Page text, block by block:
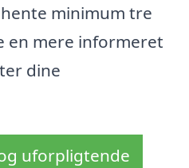
minimum tre
mere informeret
dine
uforpligtende